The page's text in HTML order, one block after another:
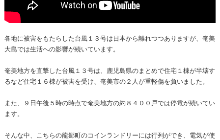
各地に被害をもたらした台風１３号は日本から離れつつありますが、奄美
大島では生活への影響が続いています。
奄美地方を直撃した台風１３号は、鹿児島県のまとめで住宅１棟が半壊す
るなど住宅１６棟が被害を受け、奄美市の２人が重軽傷を負いました。
また、９日午後５時の時点で奄美地方の約８４００戸では停電が続いてい
ます。
そんな中、こちらの龍郷町のコインランドリーには行列ができ、電気が使